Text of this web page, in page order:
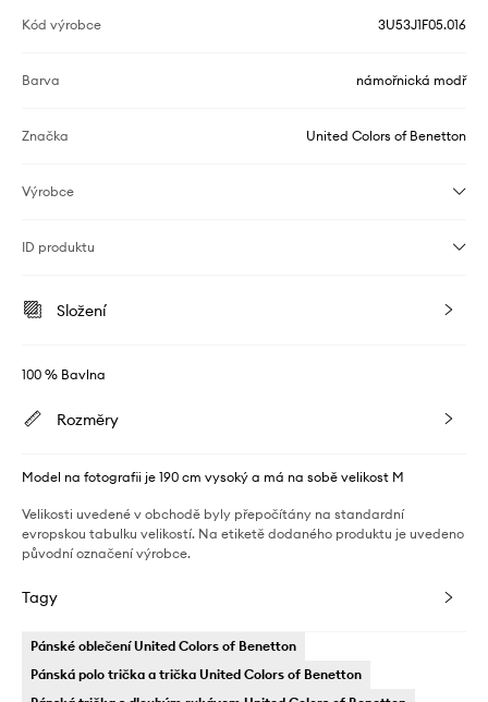
Kód výrobce 3U53J1F05.016
Barva námořnická modř
Značka United Colors of Benetton
Výrobce
ID produktu
Složení
100 % Bavlna
Rozměry
Model na fotografii je 190 cm vysoký a má na sobě velikost M
Velikosti uvedené v obchodě byly přepočítány na standardní
evropskou tabulku velikostí. Na etiketě dodaného produktu je uvedeno
původní označení výrobce.
Tagy
Pánské oblečení United Colors of Benetton
Pánská polo trička a trička United Colors of Benetton